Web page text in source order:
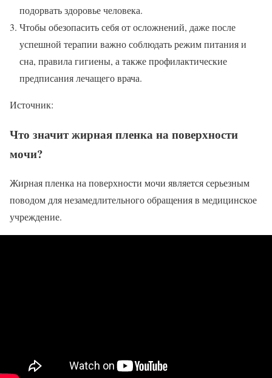
подорвать здоровье человека.
Чтобы обезопасить себя от осложнений, даже после
успешной терапии важно соблюдать режим питания и
сна, правила гигиены, а также профилактические
предписания лечащего врача.
Источник:
Что значит жирная пленка на поверхности
мочи?
Жирная пленка на поверхности мочи является серьезным
поводом для незамедлительного обращения в медицинское
учреждение.